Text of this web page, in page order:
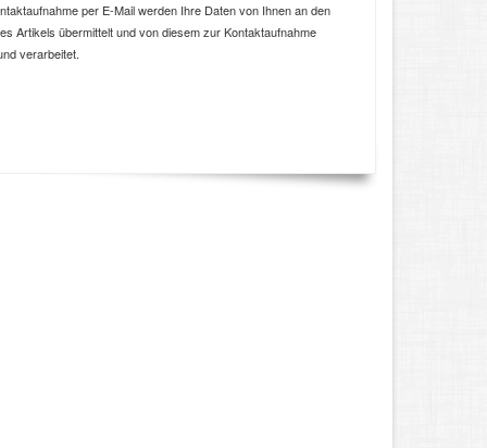
per E-Mail werden Ihre Daten von Ihnen an den
Artikels übermittelt und von diesem zur Kontaktaufnahme
verarbeitet.